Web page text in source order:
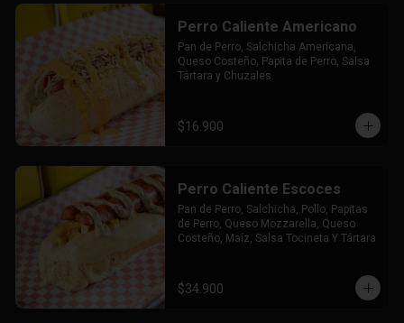
Perro Caliente Americano
Pan de Perro, Salchicha Americana,
Queso Costeño, Papita de Perro, Salsa
Tártara y Chuzales.
$16.900
Perro Caliente Escoces
Pan de Perro, Salchicha, Pollo, Papitas
de Perro, Queso Mozzarella, Queso
Costeño, Maíz, Salsa Tocineta Y Tártara
$34.900